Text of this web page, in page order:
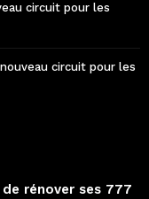
circuit pour les
circuit pour les
rénover ses 777